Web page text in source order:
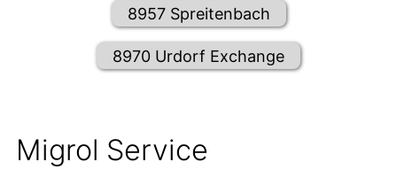
8957 Spreitenbach
8970 Urdorf Exchange
Migrol Service